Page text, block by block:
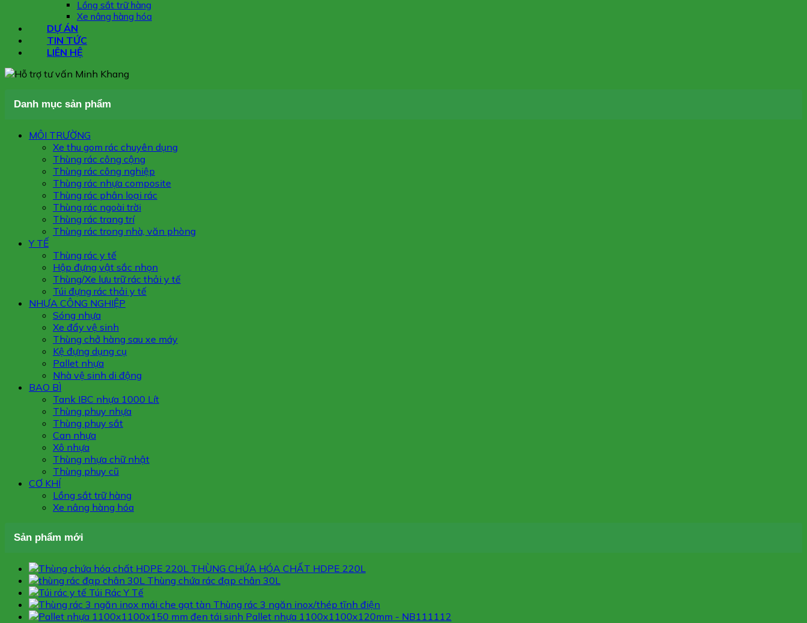
Lồng sắt trữ hàng
Xe nâng hàng hóa
DỰ ÁN
TIN TỨC
LIÊN HỆ
Danh mục sản phẩm
MÔI TRƯỜNG
Xe thu gom rác chuyên dụng
Thùng rác công cộng
Thùng rác công nghiệp
Thùng rác nhựa composite
Thùng rác phân loại rác
Thùng rác ngoài trời
Thùng rác trang trí
Thùng rác trong nhà, văn phòng
Y TẾ
Thùng rác y tế
Hộp đựng vật sắc nhọn
Thùng/Xe lưu trữ rác thải y tế
Túi đựng rác thải y tế
NHỰA CÔNG NGHIỆP
Sóng nhựa
Xe đẩy vệ sinh
Thùng chở hàng sau xe máy
Kệ đựng dụng cụ
Pallet nhựa
Nhà vệ sinh di động
BAO BÌ
Tank IBC nhựa 1000 Lít
Thùng phuy nhựa
Thùng phuy sắt
Can nhựa
Xô nhựa
Thùng nhựa chữ nhật
Thùng phuy cũ
CƠ KHÍ
Lồng sắt trữ hàng
Xe nâng hàng hóa
Sản phẩm mới
THÙNG CHỨA HÓA CHẤT HDPE 220L
Thùng chứa rác đạp chân 30L
Túi Rác Y Tế
Thùng rác 3 ngăn inox/thép tĩnh điện
Pallet nhựa 1100x1100x120mm - NB111112